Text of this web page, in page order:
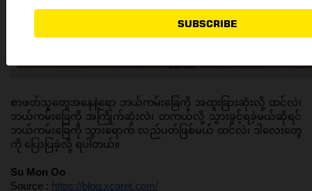
SUBSCRIBE
စာဖတ်သူတွေအနေနဲ့ရော ဘယ်ကမ်းခြေကို အထူးခြားဆုံးလို့ ထင်လဲ၊
ဘယ်ကမ်းခြေကို အကြိုက်ဆုံးလဲ၊ တကယ်လို့ သွားခွင့်ရခဲ့မယ်ဆိုရင်
ဘယ်ကမ်းခြေကို သွားရောက် လည်ပတ်ဖြစ်မယ် ထင်လဲ၊ ဒါလေးတွေ
ကို ပြောပြခဲ့လို့ ရပါတယ်။
Su Mon Oo
Source : https://blog.xcaret.com/